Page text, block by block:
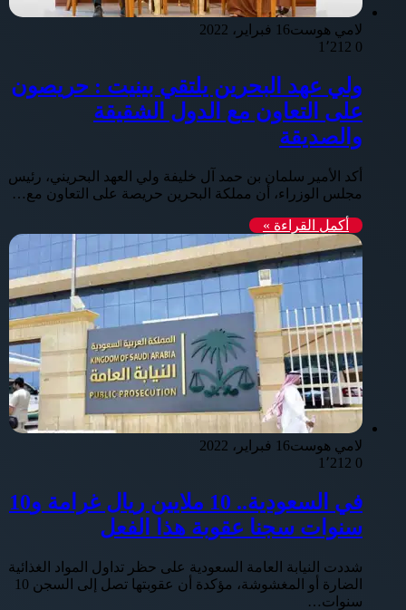
لامي هوست16 فبراير، 2022
0
ولي عهد البحرين يلتقي بينيت : حريصون
على التعاون مع الدول الشقيقة
والصديقة
أكد الأمير سلمان بن حمد آل خليفة ولي العهد البحريني، رئيس
مجلس الوزراء، أن مملكة البحرين حريصة على التعاون مع…
أكمل القراءة »
لامي هوست16 فبراير، 2022
0
في السعودية.. 10 ملايين ريال غرامة و10
سنوات سجنا عقوبة هذا الفعل
شددت النيابة العامة السعودية على حظر تداول المواد الغذائية
الضارة أو المغشوشة، مؤكدة أن عقوبتها تصل إلى السجن 10
سنوات…